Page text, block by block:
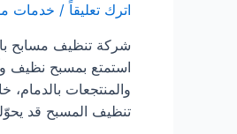
اترك تعليقاً / خدمات
شركة تنظيف مسابح
استمتع بمسبح نظيف
والمنتجعات
تنظيف المسبح قد